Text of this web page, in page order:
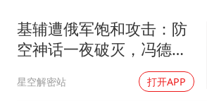
手机真会“偷
梅婷12岁女儿
加沙约14万栋
基辅遭俄军饱和攻击：防
空神话一夜破灭，冯德莱
恩怒了，欧洲的钱却救不
了急
星空解密站 打开APP